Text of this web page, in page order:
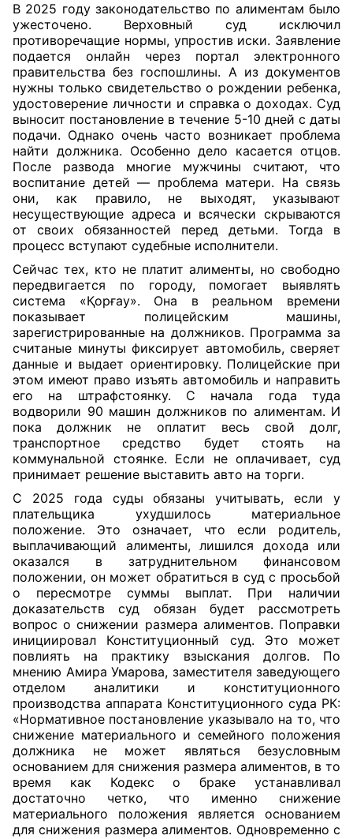
В 2025 году законодательство по алиментам было
ужесточено. Верховный суд исключил
противоречащие нормы, упростив иски. Заявление
подается онлайн через портал электронного
правительства без госпошлины. А из документов
нужны только свидетельство о рождении ребенка,
удостоверение личности и справка о доходах. Суд
выносит постановление в течение 5-10 дней с даты
подачи. Однако очень часто возникает проблема
найти должника. Особенно дело касается отцов.
После развода многие мужчины считают, что
воспитание детей — проблема матери. На связь
они, как правило, не выходят, указывают
несуществующие адреса и всячески скрываются
от своих обязанностей перед детьми. Тогда в
процесс вступают судебные исполнители.
Сейчас тех, кто не платит алименты, но свободно
передвигается по городу, помогает выявлять
система «Қорғау». Она в реальном времени
показывает полицейским машины,
зарегистрированные на должников. Программа за
считаные минуты фиксирует автомобиль, сверяет
данные и выдает ориентировку. Полицейские при
этом имеют право изъять автомобиль и направить
его на штрафстоянку. С начала года туда
водворили 90 машин должников по алиментам. И
пока должник не оплатит весь свой долг,
транспортное средство будет стоять на
коммунальной стоянке. Если не оплачивает, суд
принимает решение выставить авто на торги.
С 2025 года суды обязаны учитывать, если у
плательщика ухудшилось материальное
положение. Это означает, что если родитель,
выплачивающий алименты, лишился дохода или
оказался в затруднительном финансовом
положении, он может обратиться в суд с просьбой
о пересмотре суммы выплат. При наличии
доказательств суд обязан будет рассмотреть
вопрос о снижении размера алиментов. Поправки
инициировал Конституционный суд. Это может
повлиять на практику взыскания долгов. По
мнению Амира Умарова, заместителя заведующего
отделом аналитики и конституционного
производства аппарата Конституционного суда РК:
«Нормативное постановление указывало на то, что
снижение материального и семейного положения
должника не может являться безусловным
основанием для снижения размера алиментов, в то
время как Кодекс о браке устанавливал
достаточно четко, что именно снижение
материального положения является основанием
для снижения размера алиментов. Одновременно с